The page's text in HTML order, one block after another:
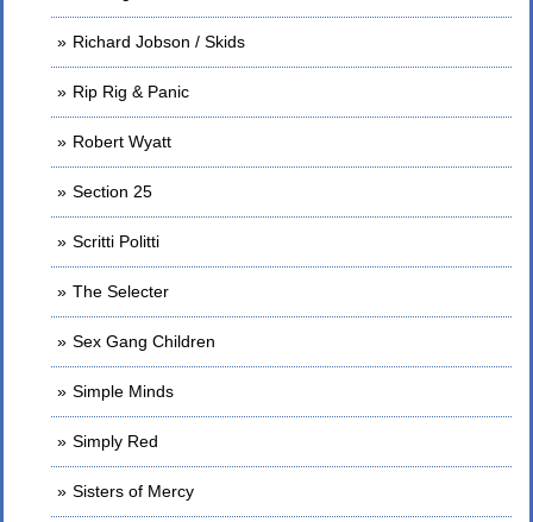
Richard Jobson / Skids
Rip Rig & Panic
Robert Wyatt
Section 25
Scritti Politti
The Selecter
Sex Gang Children
Simple Minds
Simply Red
Sisters of Mercy